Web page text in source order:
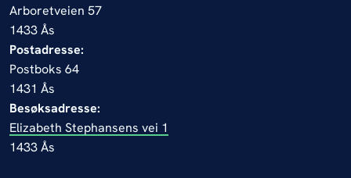
Arboretveien 57
1433 Ås
Postadresse:
Postboks 64
1431 Ås
Besøksadresse:
Elizabeth Stephansens vei 1
1433 Ås